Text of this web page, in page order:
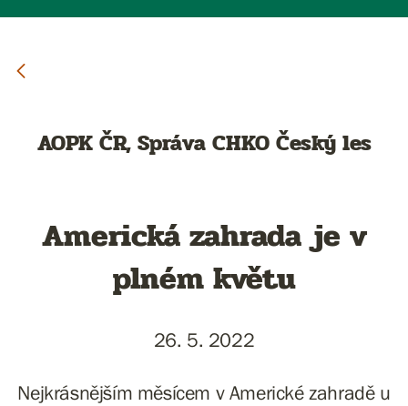
AOPK ČR, Správa CHKO Český les
Americká zahrada je v
plném květu
26. 5. 2022
Nejkrásnějším měsícem v Americké zahradě u